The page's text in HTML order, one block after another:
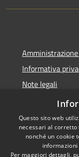
Informativa
Note legali
Dichiarazione di
Questo sito web
necessari al
nonché un cookie
Per maggiori dettagli,